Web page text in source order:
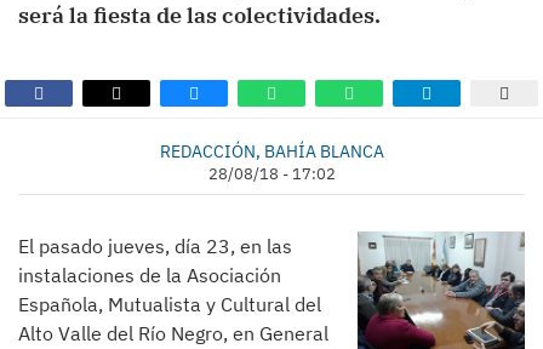
será la fiesta de las colectividades.
REDACCIÓN, BAHÍA BLANCA
28/08/18 - 17:02
El pasado jueves, día 23, en las
instalaciones de la Asociación
Española, Mutualista y Cultural del
Alto Valle del Río Negro, en General